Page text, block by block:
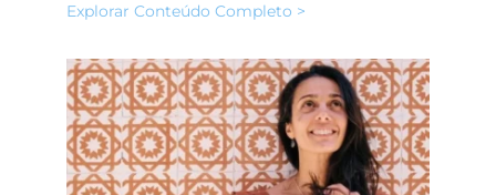
Explorar Conteúdo Completo >